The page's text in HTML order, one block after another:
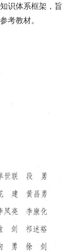
识体系框架，旨
考教材。